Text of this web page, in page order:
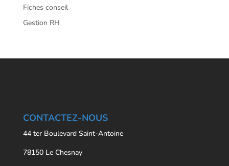
Fiches conseil
Gestion RH
CONTACTEZ-NOUS
44 ter Boulevard Saint-Antoine
78150 Le Chesnay